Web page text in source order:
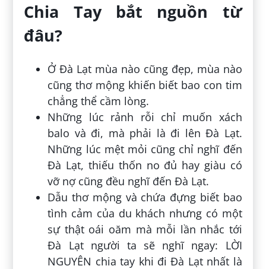
Chia Tay bắt nguồn từ
đâu?
Ở Đà Lạt mùa nào cũng đẹp, mùa nào
cũng thơ mộng khiến biết bao con tim
chẳng thể cầm lòng.
Những lúc rảnh rỗi chỉ muốn xách
balo và đi, mà phải là đi lên Đà Lạt.
Những lúc mệt mỏi cũng chỉ nghĩ đến
Đà Lạt, thiếu thốn no đủ hay giàu có
vỡ nợ cũng đều nghĩ đến Đà Lạt.
Dẫu thơ mộng và chứa đựng biết bao
tình cảm của du khách nhưng có một
sự thật oái oăm mà mỗi lần nhắc tới
Đà Lạt người ta sẽ nghĩ ngay: LỜI
NGUYÊN chia tay khi đi Đà Lạt nhất là